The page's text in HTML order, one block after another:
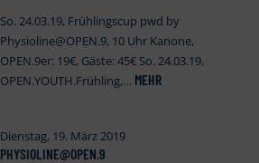
So. 24.03.19, Frühlingscup pwd by
Physioline@OPEN.9, 10 Uhr Kanone,
OPEN.9er: 19€, Gäste: 45€ So. 24.03.19,
OPEN.YOUTH.Frühling,… MEHR
Dienstag, 19. März 2019
PHYSIOLINE@OPEN.9